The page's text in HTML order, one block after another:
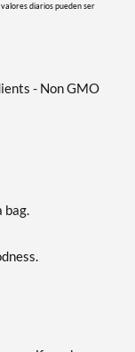
diarios pueden ser
- Non GMO
bag.